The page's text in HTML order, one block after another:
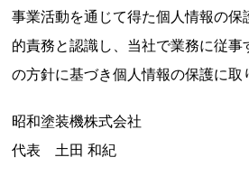
事業活動を通じて得た個人情報の保
的責務と認識し、当社で業務に従事
の方針に基づき個人情報の保護に取
昭和塗装機株式会社
代表 土田 和紀